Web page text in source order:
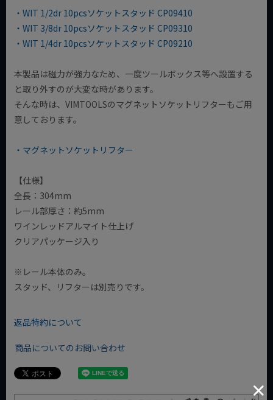
・WIT 1/2dr 10pcsソケットスタッド CP09410
・WIT 3/8dr 10pcsソケットスタッド CP09310
・WIT 1/4dr 10pcsソケットスタッド CP09210
本製品は磁力が強力なため、一度ツールボックス等へ設置する
と取り外すのが大変な時があります。
そんな時は、VIMTOOLSのマグネットソケットリフターもご用
意しております。
・マグネットソケットリフター
【仕様】
全長：304mm
レール部厚さ：約5mm
ワインレッドアルマイト仕上げ
クリアパッケージ入り
※レール本体のみ。
スタッド、リフターは別売りです。
返品特約について
商品についてのお問い合わせ